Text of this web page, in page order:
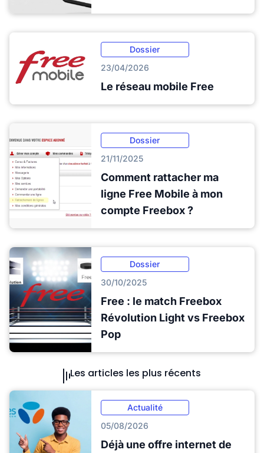
Dossier
23/04/2026
Le réseau mobile Free
Dossier
21/11/2025
Comment rattacher ma
ligne Free Mobile à mon
compte Freebox ?
Dossier
30/10/2025
Free : le match Freebox
Révolution Light vs Freebox
Pop
Les articles les plus récents
Actualité
05/08/2026
Déjà une offre internet de